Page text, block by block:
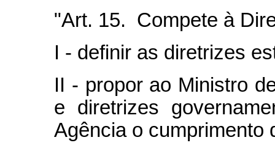
"Art. 15. Compete à
I - definir as diretrizes
II - propor ao Ministro
e diretrizes
Agência o cumprimento